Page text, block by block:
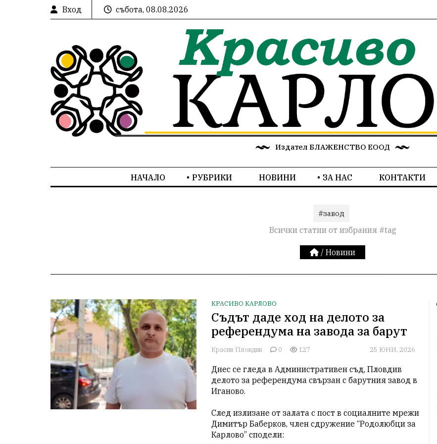
Вход събота, 08.08.2026
Издател БЛАЖЕНСТВО ЕООД
НАЧАЛО РУБРИКИ НОВИНИ ЗА НАС КОНТАКТИ
#завод
Всички статии от избрания #tag
/ Новини
КРАСИВО КАРЛОВО
Съдът даде ход на делото за
референдума на завода за барут
Красив Пловдив 0 127 25 ЮНИ, 2026
Днес се гледа в Административен съд, Пловдив
делото за референдума свързан с барутния завод в
Иганово.
След излизане от залата с пост в социалните мрежи
Димитър Баберков, член сдружение “Родолюбци за
Карлово” сподели: